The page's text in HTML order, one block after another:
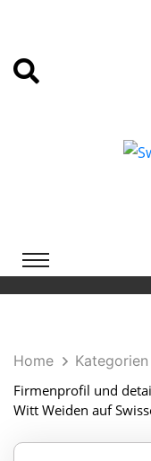
Home Kategorien
Firmenprofil und
Witt Weiden auf